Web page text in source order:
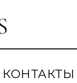
КОНТАКТЫ